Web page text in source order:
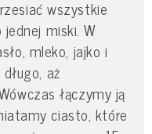
wszystkie
miski. W
mleko, jajko i
aż
łączymy ją
ciasto, które